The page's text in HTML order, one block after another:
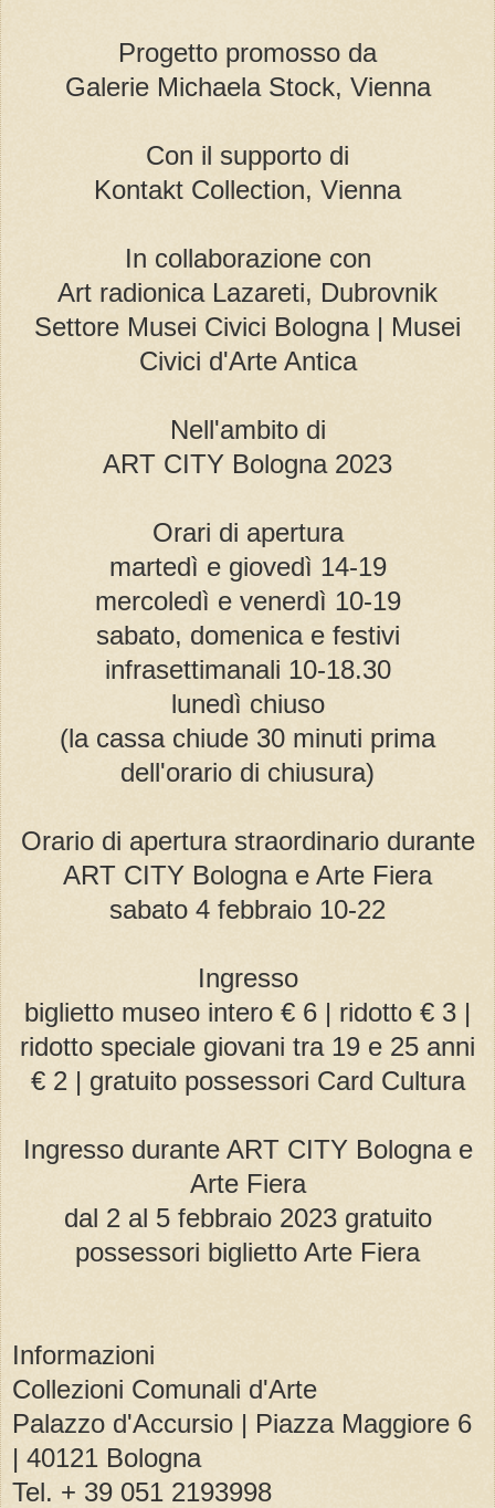
Progetto promosso da
Galerie Michaela Stock, Vienna
Con il supporto di
Kontakt Collection, Vienna
In collaborazione con
Art radionica Lazareti, Dubrovnik
Settore Musei Civici Bologna | Musei
Civici d'Arte Antica
Nell'ambito di
ART CITY Bologna 2023
Orari di apertura
martedì e giovedì 14-19
mercoledì e venerdì 10-19
sabato, domenica e festivi
infrasettimanali 10-18.30
lunedì chiuso
(la cassa chiude 30 minuti prima
dell'orario di chiusura)
Orario di apertura straordinario durante
ART CITY Bologna e Arte Fiera
sabato 4 febbraio 10-22
Ingresso
biglietto museo intero € 6 | ridotto € 3 |
ridotto speciale giovani tra 19 e 25 anni
€ 2 | gratuito possessori Card Cultura
Ingresso durante ART CITY Bologna e
Arte Fiera
dal 2 al 5 febbraio 2023 gratuito
possessori biglietto Arte Fiera
Informazioni
Collezioni Comunali d'Arte
Palazzo d'Accursio | Piazza Maggiore 6
| 40121 Bologna
Tel. + 39 051 2193998